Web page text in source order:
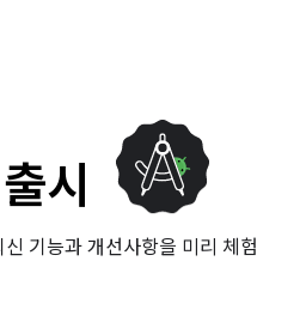
시
기능과 개선사항을 미리 체험